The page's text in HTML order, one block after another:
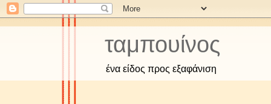
ταμπουίνος
ένα είδος προς εξαφάνιση